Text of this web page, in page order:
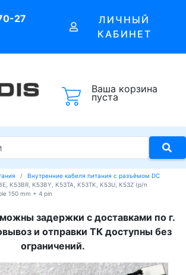
27
ЛИЧНЫЙ
КАБИНЕТ
Ваша корзина
пуста
Внутренние кабеля питания с разъёмом DC
K53BR, K53BY, K53TA, K53TK, K53U, K53Z (p/n
150 mm + 4 pin
задержки с доставками по г.
и отправки ТК доступны без
ограничений.